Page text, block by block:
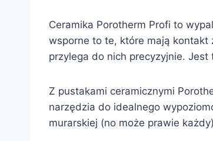
Ceramika Porotherm Profi to
wsporne to te, które mają kontakt
przylega do nich precyzyjnie.
Z pustakami ceramicznymi
narzędzia do idealnego
murarskiej (no może prawie